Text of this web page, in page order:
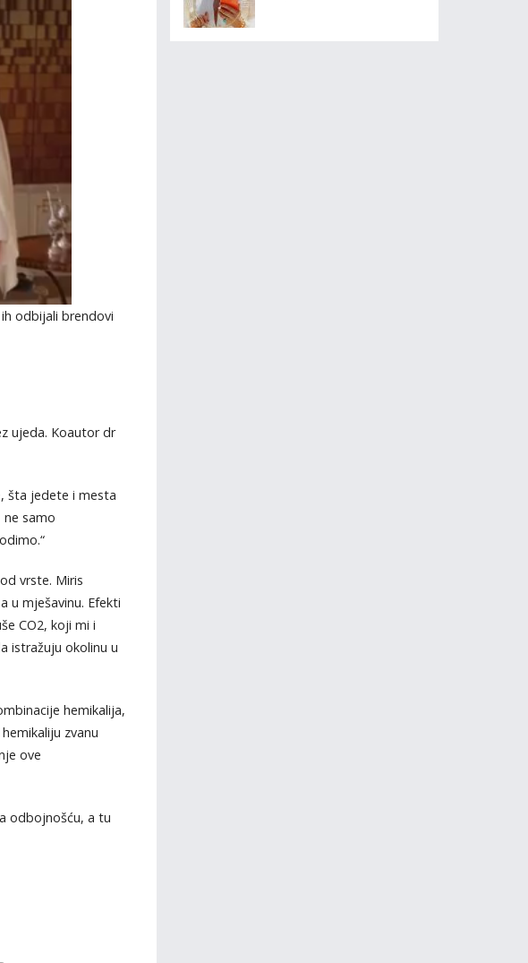
odbijali brendovi
ujeda. Koautor dr
šta jedete i mesta
samo
vrste. Miris
u mješavinu. Efekti
CO2, koji mi i
istražuju okolinu u
hemikalija,
zvanu
ove
odbojnošću, a tu